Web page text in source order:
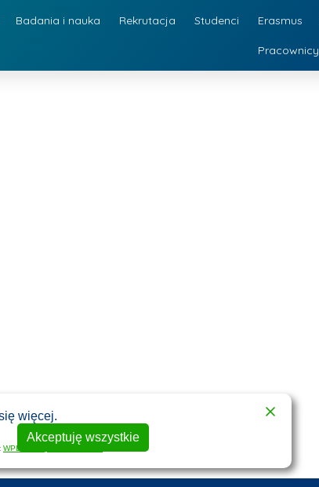
Badania i nauka Rekrutacja Studenci Erasmus
Pracownicy
więcej.
Akceptuję wszystkie
WPLP Compliance Platform